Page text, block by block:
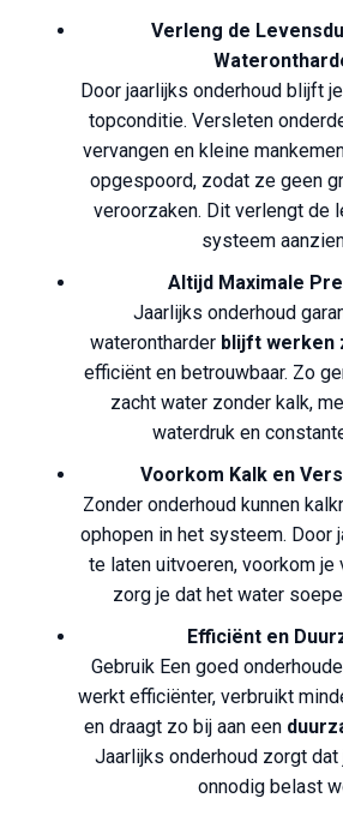
Verleng de
Door jaarlijks onderhoud blijft
topconditie. Versleten
vervangen en kleine
opgespoord, zodat ze geen
veroorzaken. Dit verlengt de
systeem
Altijd Maximale
Jaarlijks onderhoud
waterontharder blijft werken
efficiënt en betrouwbaar. Zo
zacht water zonder kalk,
waterdruk en
Voorkom Kalk en
Zonder onderhoud kunnen
ophopen in het systeem. Door
te laten uitvoeren, voorkom je
zorg je dat het water
Efficiënt en
Gebruik Een goed
werkt efficiënter, verbruikt
en draagt zo bij aan een
Jaarlijks onderhoud zorgt
onnodig belast